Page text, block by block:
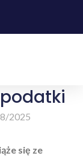
2025
się ze